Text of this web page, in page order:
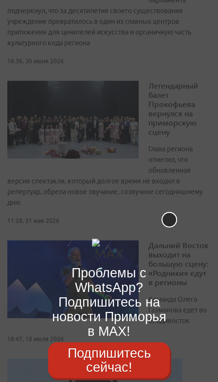
подчеркнул, что за десятилетия своего существования
учреждение превратилось в один из главных центров
притяжения для ценителей искусства и органичную часть
культурного кода региона
16:36, 30 июня 2026
Легендарный
балет
Прокофьева
вернулся на
приморскую
сцену
Глава региона
отметил, что
обновленная
версия спектакля, который долгое время не входил в
репертуар, обрела новое звучание, созвучное сегодняшнему
дню
11:28, 31 мая 2026
Дальний Восток
выходит на
большую сцену:
«Родники» едут
в регионы
Команда Олега
Газманова едет во
Владивосток
18:47, 10 июля 2026
Проблемы с
WhatsApp?
Подпишитесь на
новости Приморья
в MAX!
Подпишитесь
сейчас!